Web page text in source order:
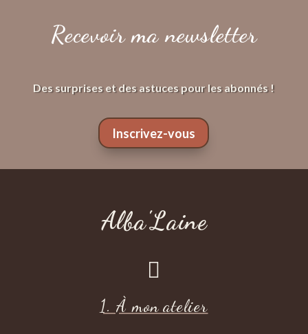
Recevoir ma newsletter
Des surprises et des astuces pour les abonnés !
Inscrivez-vous
Alba'Laine

1. À mon atelier